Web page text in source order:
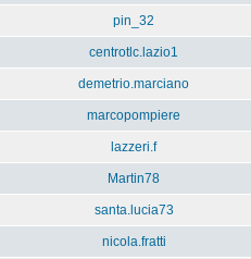
pin_32
centrotlc.lazio1
demetrio.marciano
marcopompiere
lazzeri.f
Martin78
santa.lucia73
nicola.fratti